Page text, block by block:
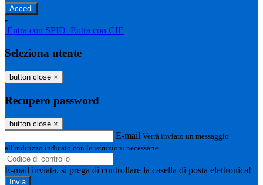
-
Entra con SPID Entra con CIE
Seleziona utente
button close ×
Recupero password
button close ×
E-mail Verrà inviato un messaggio
all'indirizzo indicato con le istruzioni necessarie.
E-mail inviata, si prega di controllare la casella di posta elettronica!